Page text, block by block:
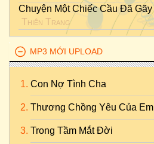
Chuyện Một Chiếc Cầu Đã Gãy
Thiên Trang
MP3 MỚI UPLOAD
Con Nợ Tình Cha
Thương Chồng Yêu Của Em
Trong Tầm Mắt Đời